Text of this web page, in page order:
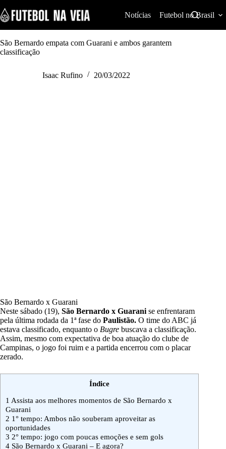
k
i
p
t
o
Notícias Futebol no Brasil
São Bernardo empata com Guarani e ambos garantem
classificação
Isaac Rufino 20/03/2022
São Bernardo x Guarani
Neste sábado (19), São Bernardo x Guarani se enfrentaram
pela última rodada da 1ª fase do Paulistão. O time do ABC já
estava classificado, enquanto o Bugre buscava a classificação.
Assim, mesmo com expectativa de boa atuação do clube de
Campinas, o jogo foi ruim e a partida encerrou com o placar
zerado.
Índice
1 Assista aos melhores momentos de São Bernardo x
Guarani
2 1° tempo: Ambos não souberam aproveitar as
oportunidades
3 2° tempo: jogo com poucas emoções e sem gols
4 São Bernardo x Guarani – E agora?